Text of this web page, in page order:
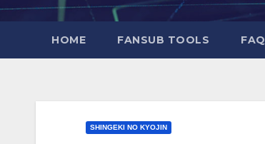
HOME FANSUB TOOLS FAQ
SHINGEKI NO KYOJIN